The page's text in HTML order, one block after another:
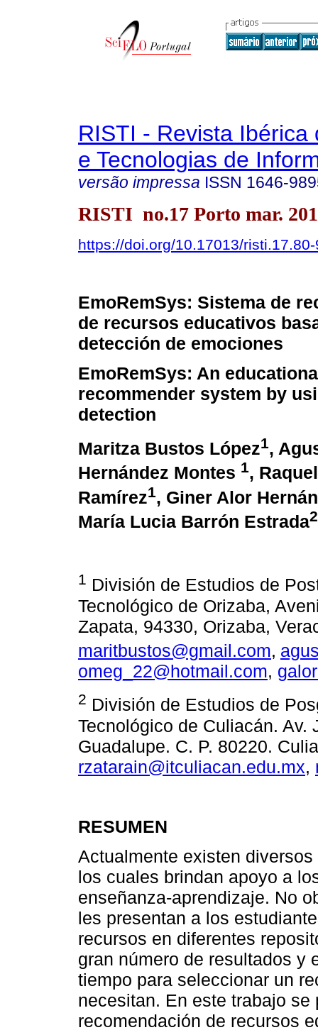
RISTI - Revista Ibérica
e Tecnologias de
versão impressa ISSN 1646-
RISTI no.17 Porto mar.
https://doi.org/10.17013/
EmoRemSys: Sistema de
de recursos educativos
detección de emociones
EmoRemSys: An
recommender system by
detection
Maritza Bustos López1,
Hernández Montes 1,
Ramírez1, Giner Alor
María Lucia Barrón Estrada2
1 División de Estudios de
Tecnológico de Orizaba,
Zapata, 94330, Orizaba,
maritbustos@gmail.com,
omeg_22@hotmail.com,
2 División de Estudios de
Tecnológico de Culiacán.
Guadalupe. C. P. 80220.
rzatarain@itculiacan.edu.mx,
RESUMEN
Actualmente existen
los cuales brindan apoyo a
enseñanza-aprendizaje. No
les presentan a los
recursos en diferentes
gran número de resultados y
tiempo para seleccionar un
necesitan. En este trabajo
recomendación de recursos